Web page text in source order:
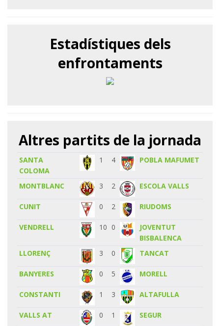
Estadístiques dels
enfrontaments
Altres partits de la jornada
SANTA
COLOMA
1 4 POBLA MAFUMET
MONTBLANC 3 2 ESCOLA VALLS
CUNIT 0 2 RIUDOMS
VENDRELL 10 0
JOVENTUT
BISBALENCA
LLORENÇ
3 0 TANCAT
BANYERES 0 5 MORELL
CONSTANTI 1 3 ALTAFULLA
VALLS AT 0 1 SEGUR